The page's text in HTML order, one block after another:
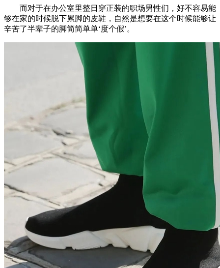
而对于在办公室里整日穿正装的职场男性们，好不容易能
够在家的时候脱下累脚的皮鞋，自然是想要在这个时候能够让
辛苦了半辈子的脚简简单单‘度个假’。